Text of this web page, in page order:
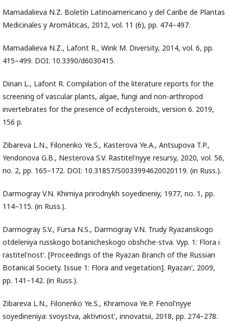
Mamadalieva N.Z. Boletín Latinoamericano y del Caribe de Plantas
Medicinales y Aromáticas, 2012, vol. 11 (6), pp. 474–497.
Mamadalieva N.Z., Lafont R., Wink M. Diversity, 2014, vol. 6, pp.
415–499. DOI: 10.3390/d6030415.
Dinan L., Lafont R. Compilation of the literature reports for the
screening of vascular plants, algae, fungi and non-arthropod
invertebrates for the presence of ecdysteroids, version 6. 2019,
156 p.
Zibareva L.N., Filonenko Ye.S., Kasterova Ye.A., Antsupova T.P.,
Yendonova G.B., Nesterova S.V. Rastitel'nyye resursy, 2020, vol. 56,
no. 2, pp. 165–172. DOI: 10.31857/S0033994620020119. (in Russ.).
Darmogray V.N. Khimiya prirodnykh soyedineniy, 1977, no. 1, pp.
114–115. (in Russ.).
Darmogray S.V., Fursa N.S., Darmogray V.N. Trudy Ryazanskogo
otdeleniya russkogo botanicheskogo obshche-stva. Vyp. 1: Flora i
rastitel'nost'. [Proceedings of the Ryazan Branch of the Russian
Botanical Society. Issue 1: Flora and vegetation]. Ryazan', 2009,
pp. 141–142. (in Russ.).
Zibareva L.N., Filonenko Ye.S., Khramova Ye.P. Fenol'nyye
soyedineniya: svoystva, aktivnost', innovatsii, 2018, pp. 274–278.